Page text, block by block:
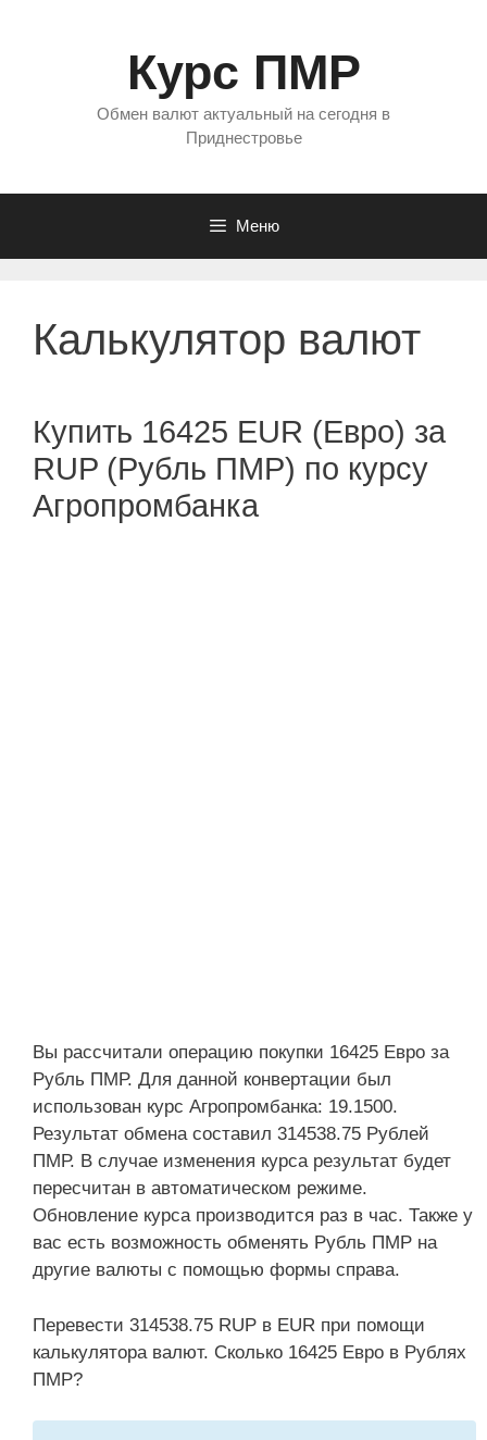
Курс ПМР
Обмен валют актуальный на сегодня в
Приднестровье
Меню
Калькулятор валют
Купить 16425 EUR (Евро) за
RUP (Рубль ПМР) по курсу
Агропромбанка
Вы рассчитали операцию покупки 16425 Евро за
Рубль ПМР. Для данной конвертации был
использован курс Агропромбанка: 19.1500.
Результат обмена составил 314538.75 Рублей
ПМР. В случае изменения курса результат будет
пересчитан в автоматическом режиме.
Обновление курса производится раз в час. Также у
вас есть возможность обменять Рубль ПМР на
другие валюты с помощью формы справа.
Перевести 314538.75 RUP в EUR при помощи
калькулятора валют. Сколько 16425 Евро в Рублях
ПМР?